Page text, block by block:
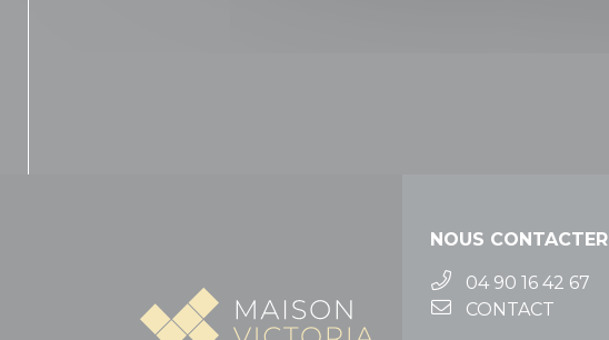
NOUS CONTACTER
04 90 16 42 67
CONTACT